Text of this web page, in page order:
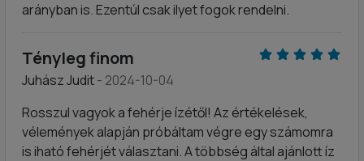
arányban is. Ezentúl csak ilyet fogok rendelni.
Tényleg finom
Juhász Judit- 2024-10-04
Rosszul vagyok a fehérje ízétől! Az értékelések,
vélemények alapján próbáltam végre egy számomra
is iható fehérjét választani. A többség által ajánlott íz